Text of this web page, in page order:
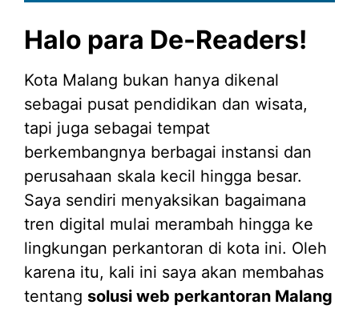
Halo para De-Readers!
Kota Malang bukan hanya dikenal
sebagai pusat pendidikan dan wisata,
tapi juga sebagai tempat
berkembangnya berbagai instansi dan
perusahaan skala kecil hingga besar.
Saya sendiri menyaksikan bagaimana
tren digital mulai merambah hingga ke
lingkungan perkantoran di kota ini. Oleh
karena itu, kali ini saya akan membahas
tentang solusi web perkantoran Malang